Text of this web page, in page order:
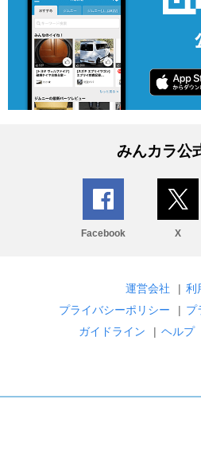
みんカラ公
Facebook X
運営会社 | 利
プライバシーポリシー
| プ
ガイドライン
| ヘルプ